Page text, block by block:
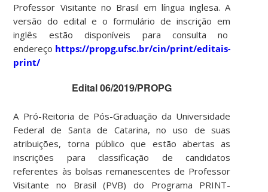
Professor Visitante no Brasil em língua inglesa. A
versão do edital e o formulário de inscrição em
inglês estão disponíveis para consulta no
endereço https://propg.ufsc.br/cin/print/editais-
print/
Edital 06/2019/PROPG
A Pró-Reitoria de Pós-Graduação da Universidade
Federal de Santa de Catarina, no uso de suas
atribuições, torna público que estão abertas as
inscrições para classificação de candidatos
referentes às bolsas remanescentes de Professor
Visitante no Brasil (PVB) do Programa PRINT-